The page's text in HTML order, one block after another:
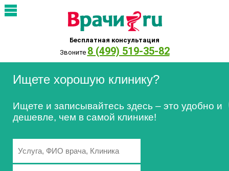
Бесплатная консультация
Звоните 8 (499) 519-35-82
Ищете хорошую клинику?
Ищете и записывайтесь здесь – это удобно и
дешевле, чем в самой клинике!